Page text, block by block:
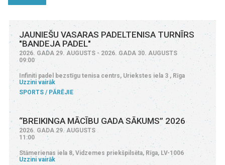
JAUNIEŠU VASARAS PADELTENISA TURNĪRS
"BANDEJA PADEL"
2026. GADA 29. AUGUSTS - 2026. GADA 30. AUGUSTS
09:00
Infiniti padel bezstīgu tenisa centrs, Uriekstes iela 3 , Rīga
Uzzini vairāk
SPORTS
PĀRĒJIE
“BREIKINGA MĀCĪBU GADA SĀKUMS” 2026
2026. GADA 29. AUGUSTS
11:00
Stāmerienas iela 8, Vidzemes priekšpilsēta, Rīga, LV-1006
Uzzini vairāk